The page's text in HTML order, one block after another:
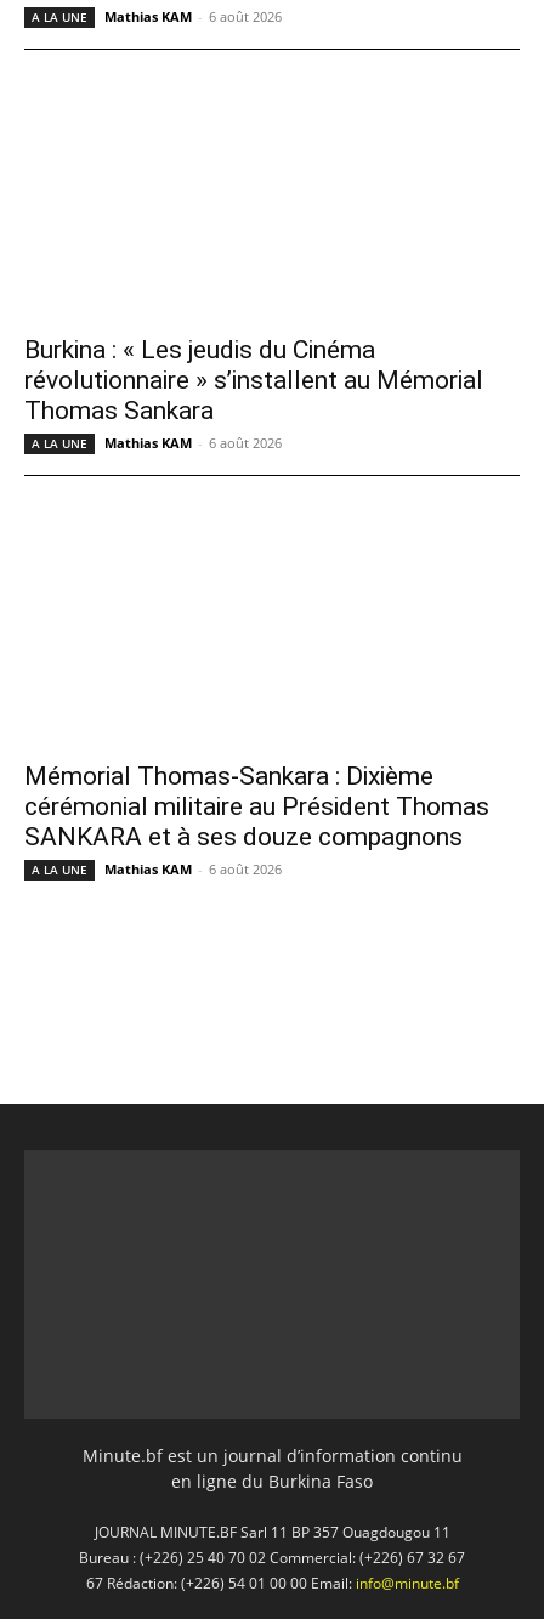
A LA UNE Mathias KAM - 6 août 2026
Burkina : « Les jeudis du Cinéma
révolutionnaire » s’installent au Mémorial
Thomas Sankara
A LA UNE Mathias KAM - 6 août 2026
Mémorial Thomas-Sankara : Dixième
cérémonial militaire au Président Thomas
SANKARA et à ses douze compagnons
A LA UNE Mathias KAM - 6 août 2026
Minute.bf est un journal d’information continu
en ligne du Burkina Faso
JOURNAL MINUTE.BF Sarl 11 BP 357 Ouagdougou 11
Bureau : (+226) 25 40 70 02 Commercial: (+226) 67 32 67
67 Rédaction: (+226) 54 01 00 00 Email: info@minute.bf